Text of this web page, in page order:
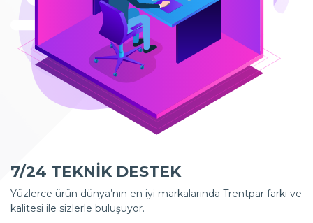
7/24 TEKNİK DESTEK
Yüzlerce ürün dünya’nın en iyi markalarında Trentpar farkı ve
kalitesi ile sizlerle buluşuyor.